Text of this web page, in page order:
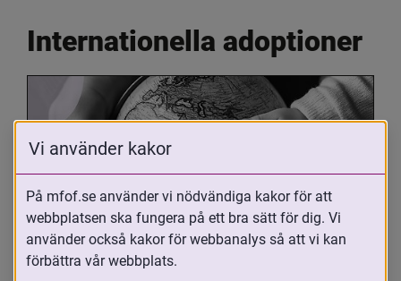
Internationella adoptioner
Oavsett om du är adopterad,
adoptivförälder eller arbetar med
Vi använder kakor
På mfof.se använder vi nödvändiga kakor för att
webbplatsen ska fungera på ett bra sätt för dig. Vi
använder också kakor för webbanalys så att vi kan
förbättra vår webbplats.